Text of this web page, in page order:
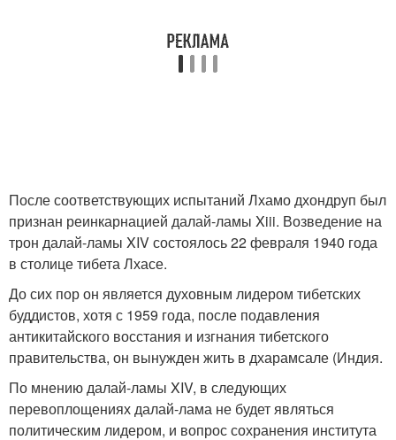
После соответствующих испытаний Лхамо дхондруп был
признан реинкарнацией далай-ламы Xiii. Возведение на
трон далай-ламы XIV состоялось 22 февраля 1940 года
в столице тибета Лхасе.
До сих пор он является духовным лидером тибетских
буддистов, хотя с 1959 года, после подавления
антикитайского восстания и изгнания тибетского
правительства, он вынужден жить в дхарамсале (Индия.
По мнению далай-ламы XIV, в следующих
перевоплощениях далай-лама не будет являться
политическим лидером, и вопрос сохранения института